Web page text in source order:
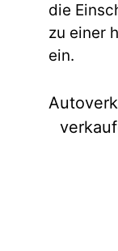
die
zu einer
ein.